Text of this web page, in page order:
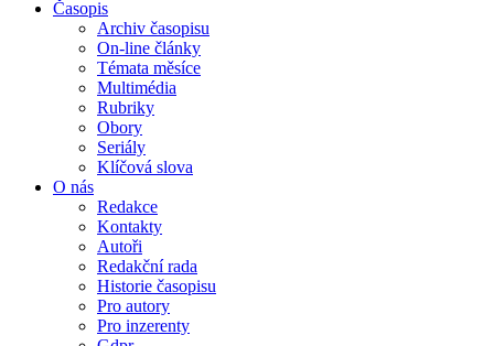
Časopis
Archiv časopisu
On-line články
Témata měsíce
Multimédia
Rubriky
Obory
Seriály
Klíčová slova
O nás
Redakce
Kontakty
Autoři
Redakční rada
Historie časopisu
Pro autory
Pro inzerenty